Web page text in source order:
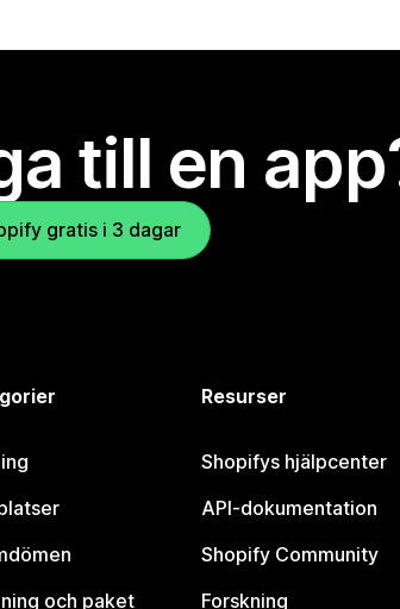
till en
gratis i 3 dagar
och paket
Resurser
Shopifys hjälpcenter
API-dokumentation
Shopify Community
Forskning